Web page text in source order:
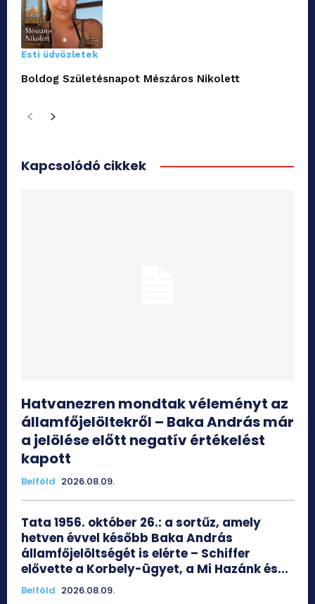
Esti üdvözletek
Boldog Születésnapot Mészáros Nikolett
Kapcsolódó cikkek
Hatvanezren mondtak véleményt az
államfőjelöltekről – Baka András már
a jelölése előtt negatív értékelést
kapott
Belföld 2026.08.09.
Tata 1956. október 26.: a sortűz, amely
hetven évvel később Baka András
államfőjelöltségét is elérte – Schiffer
elővette a Korbely-ügyet, a Mi Hazánk és...
Belföld 2026.08.09.